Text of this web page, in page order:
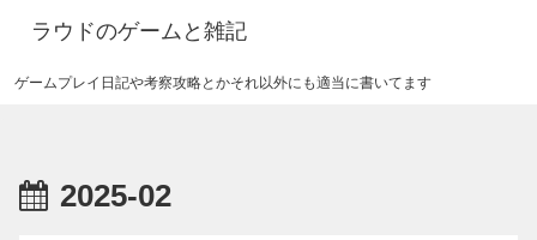
ラウドのゲームと雑記
ゲームプレイ日記や考察攻略とかそれ以外にも適当に書いてます
2025-02